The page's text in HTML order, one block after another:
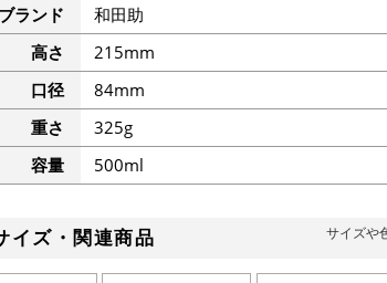
ブランド
和田助
高さ
215mm
口径
84mm
重さ
325g
容量
500ml
イズ・関連商品 サイズや